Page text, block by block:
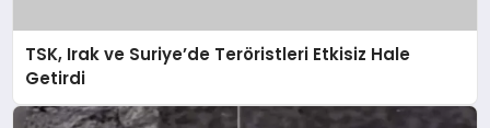
TSK, Irak ve Suriye’de Teröristleri Etkisiz Hale
Getirdi